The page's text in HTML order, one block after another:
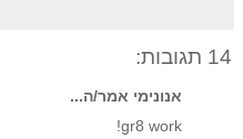
14 תגובות:
אנונימי אמר/ה...
gr8 work!